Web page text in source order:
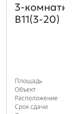
В11(3-20)
Площадь
Объект
Расположение
Срок сдачи